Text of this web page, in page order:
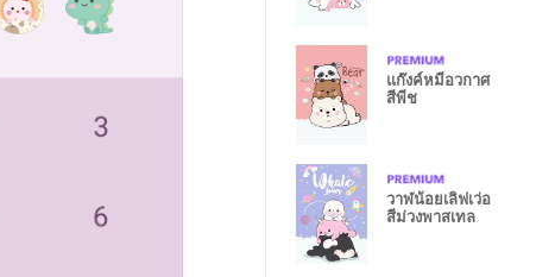
แก๊งค์หมีอวกาศ
สีพีช
วาฬน้อยเลิฟเว่อ
สีม่วงพาสเทล